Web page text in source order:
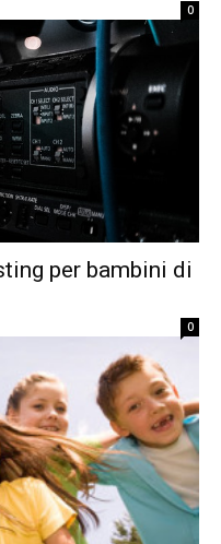
0
per bambini di
0